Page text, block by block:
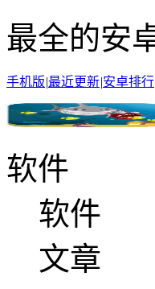
最全的安
手机版|最近更新|安卓排行
软件
软件
文章